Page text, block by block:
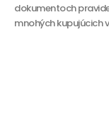
dokumentoch
mnohých kupujúcich